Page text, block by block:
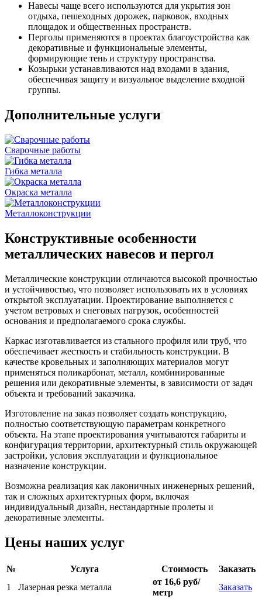
Навесы чаще всего используются для укрытия зон
отдыха, пешеходных дорожек, парковок, входных
площадок и общественных пространств.
Перголы применяются в проектах благоустройства как
декоративные и функциональные элементы,
формирующие тень и структуру пространства.
Козырьки устанавливаются над входами в здания,
обеспечивая защиту и визуальное выделение входной
группы.
Дополнительные услуги
Сварочные работы
Гибка металла
Окраска металла
Металлоконструкции
Конструктивные особенности
металлических навесов и пергол
Металлические конструкции отличаются высокой прочностью
и устойчивостью, что позволяет использовать их в условиях
открытой эксплуатации. Проектирование выполняется с
учетом ветровых и снеговых нагрузок, особенностей
основания и предполагаемого срока службы.
Каркас изготавливается из стального профиля или труб, что
обеспечивает жесткость и стабильность конструкции. В
качестве кровельных и заполняющих материалов могут
применяться поликарбонат, металл, комбинированные
решения или декоративные элементы, в зависимости от задач
объекта и требований заказчика.
Изготовление на заказ позволяет создать конструкцию,
полностью соответствующую параметрам конкретного
объекта. На этапе проектирования учитываются габариты и
конфигурация территории, архитектурный стиль окружающей
застройки, условия эксплуатации и функциональное
назначение конструкции.
Возможна реализация как лаконичных инженерных решений,
так и сложных архитектурных форм, включая
индивидуальный дизайн, нестандартные пролеты и
декоративные элементы.
Цены наших услуг
№ Услуга Стоимость
Заказать
1
Лазерная резка металла
от 16,6 руб/
метр
Заказать